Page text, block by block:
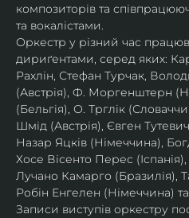
композиторів та
та вокалістами.
Оркестр у різний час
дириґентами, серед яких:
Рахлін, Стефан Турчак,
(Австрія), Ф. Моргенштерн
(Бельгія), О. Трглік
Шмід (Австрія), Євген
Назар Яцків (Німеччина),
Хосе Вісенто Перес
Лучано Камарго (Бразилія),
Робін Енгелен (Німеччина) та
Записи виступів оркестру